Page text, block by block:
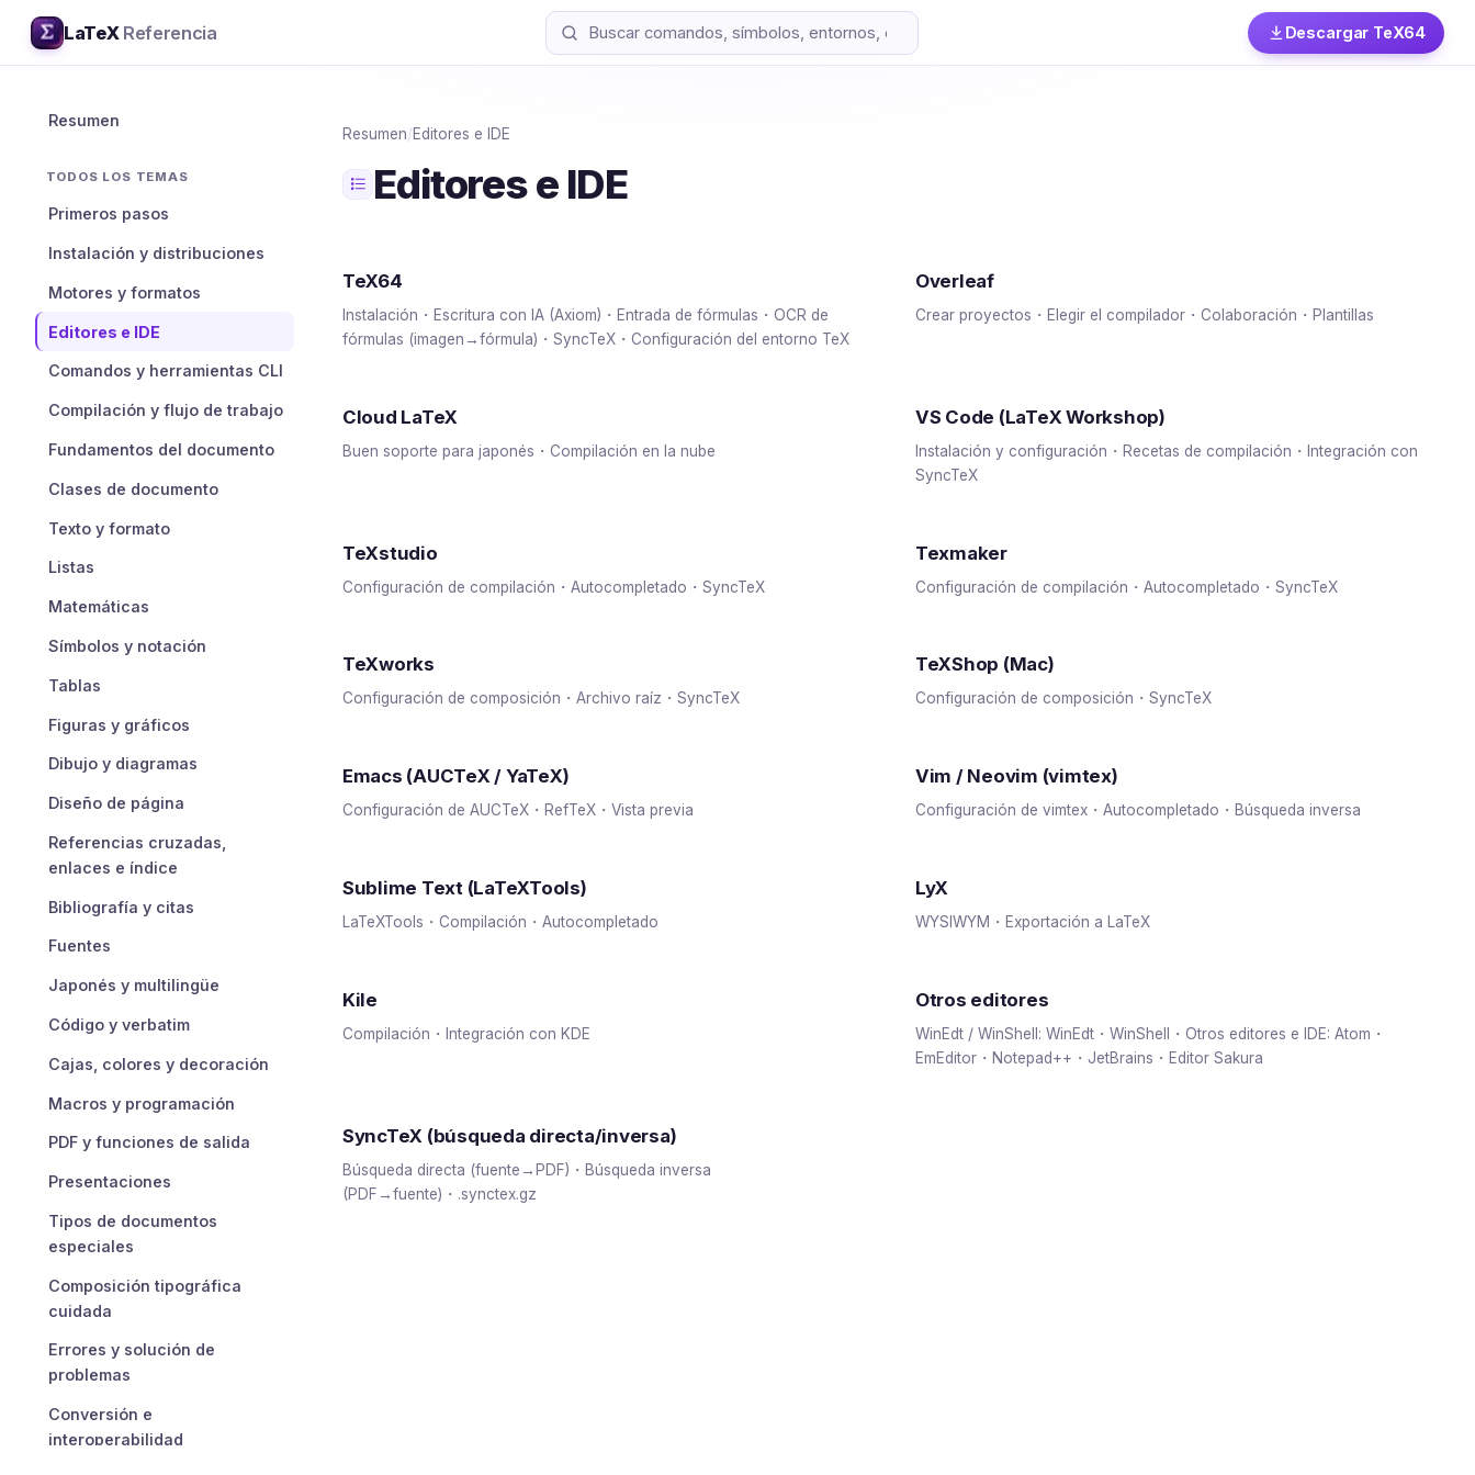
LaTeX Referencia Descargar TeX64
Resumen
TODOS LOS TEMAS
Primeros pasos
Instalación y distribuciones
Motores y formatos
Editores e IDE
Comandos y herramientas CLI
Compilación y flujo de trabajo
Fundamentos del documento
Clases de documento
Texto y formato
Listas
Matemáticas
Símbolos y notación
Tablas
Figuras y gráficos
Dibujo y diagramas
Diseño de página
Referencias cruzadas,
enlaces e índice
Bibliografía y citas
Fuentes
Japonés y multilingüe
Código y verbatim
Cajas, colores y decoración
Macros y programación
PDF y funciones de salida
Presentaciones
Tipos de documentos
especiales
Composición tipográfica
cuidada
Errores y solución de
problemas
Conversión e
interoperabilidad
Resumen/Editores e IDE
Editores e IDE
TeX64
Instalación・Escritura con IA (Axiom)・Entrada de fórmulas・OCR de
fórmulas (imagen→fórmula)・SyncTeX・Configuración del entorno TeX
Overleaf
Crear proyectos・Elegir el compilador・Colaboración・Plantillas
Cloud LaTeX
Buen soporte para japonés・Compilación en la nube
VS Code (LaTeX Workshop)
Instalación y configuración・Recetas de compilación・Integración con
SyncTeX
TeXstudio
Configuración de compilación・Autocompletado・SyncTeX
Texmaker
Configuración de compilación・Autocompletado・SyncTeX
TeXworks
Configuración de composición・Archivo raíz・SyncTeX
TeXShop (Mac)
Configuración de composición・SyncTeX
Emacs (AUCTeX / YaTeX)
Configuración de AUCTeX・RefTeX・Vista previa
Vim / Neovim (vimtex)
Configuración de vimtex・Autocompletado・Búsqueda inversa
Sublime Text (LaTeXTools)
LaTeXTools・Compilación・Autocompletado
LyX
WYSIWYM・Exportación a LaTeX
Kile
Compilación・Integración con KDE
Otros editores
WinEdt / WinShell: WinEdt・WinShell・Otros editores e IDE: Atom・
EmEditor・Notepad++・JetBrains・Editor Sakura
SyncTeX (búsqueda directa/inversa)
Búsqueda directa (fuente→PDF)・Búsqueda inversa
(PDF→fuente)・.synctex.gz